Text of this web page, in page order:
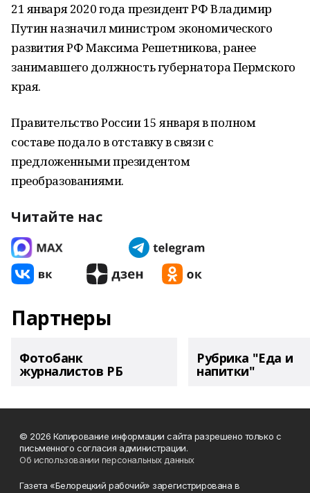
21 января 2020 года президент РФ Владимир
Путин назначил министром экономического
развития РФ Максима Решетникова, ранее
занимавшего должность губернатора Пермского
края.
Правительство России 15 января в полном
составе подало в отставку в связи с
предложенными президентом
преобразованиями.
Читайте нас
Партнеры
Фотобанк
журналистов РБ
Рубрика "Еда и
напитки"
© 2026 Копирование информации сайта разрешено только с
письменного согласия администрации.
Об использовании персональных данных
Газета «Белорецкий рабочий» зарегистрирована в